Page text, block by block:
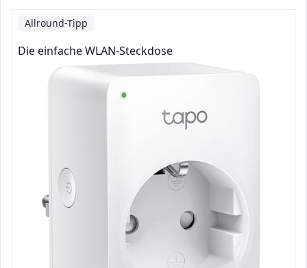
Allround-Tipp
Die einfache WLAN-Steckdose